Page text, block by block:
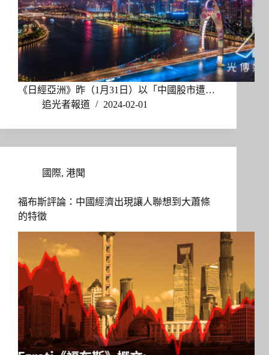
《日經亞洲》昨（1月31日）以「中國股市遭…
追光者報道
2024-02-01
國際, 港聞
福布斯評論：中國經濟出現讓人聯想到大蕭條
的特徵